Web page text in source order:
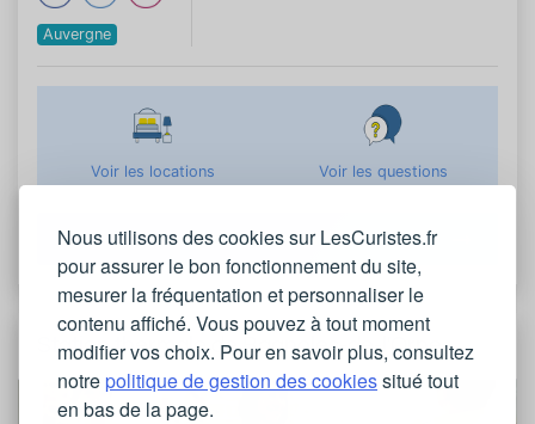
Nous utilisons des cookies sur LesCuristes.fr
pour assurer le bon fonctionnement du site,
mesurer la fréquentation et personnaliser le
contenu affiché. Vous pouvez à tout moment
modifier vos choix. Pour en savoir plus, consultez
notrepolitique de gestion des cookiessitué tout
en bas de la page.
Auvergne
Voir les locations Voir les questions
Plus d'informations
Station thermale de Bagnoles-de-l'Orne